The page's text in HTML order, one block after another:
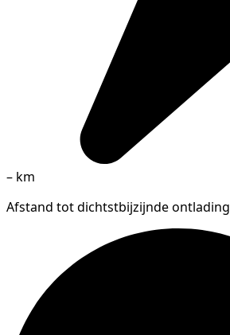
– km
Afstand tot dichtstbijzijnde ontlading